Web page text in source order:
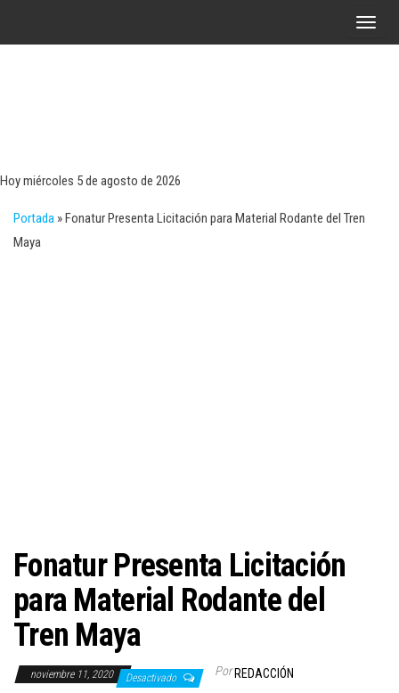
A
Hoy miércoles 5 de agosto de 2026
Portada »Fonatur Presenta Licitación para Material Rodante del Tren
Maya
Fonatur Presenta Licitación
para Material Rodante del
Tren Maya
noviembre 11, 2020 Desactivado Por REDACCIÓN